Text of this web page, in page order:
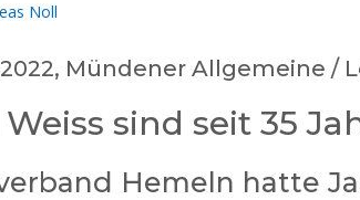
Noll
Mündener Allgemeine /
sind seit 35
Hemeln hatte